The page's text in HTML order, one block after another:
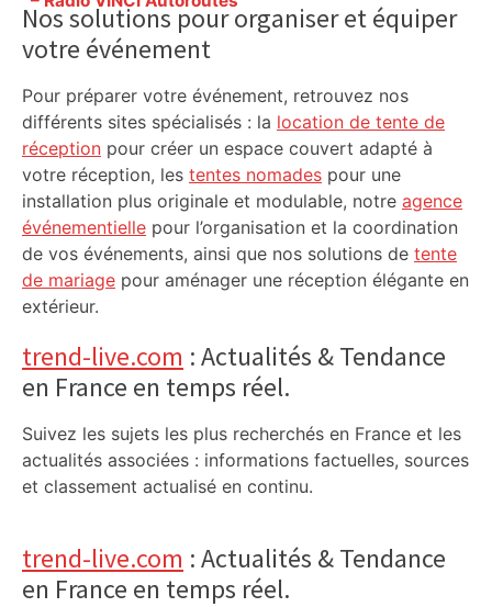
Nos solutions pour organiser et équiper
votre événement
Pour préparer votre événement, retrouvez nos
différents sites spécialisés : la location de tente de
réception pour créer un espace couvert adapté à
votre réception, les tentes nomades pour une
installation plus originale et modulable, notre agence
événementielle pour l’organisation et la coordination
de vos événements, ainsi que nos solutions de tente
de mariage pour aménager une réception élégante en
extérieur.
trend-live.com : Actualités & Tendance
en France en temps réel.
Suivez les sujets les plus recherchés en France et les
actualités associées : informations factuelles, sources
et classement actualisé en continu.
trend-live.com : Actualités & Tendance
en France en temps réel.